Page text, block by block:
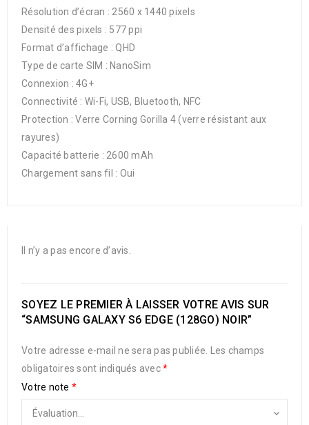
Résolution d’écran : 2560 x 1440 pixels
Densité des pixels : 577 ppi
Format d’affichage : QHD
Type de carte SIM : NanoSim
Connexion : 4G+
Connectivité : Wi-Fi, USB, Bluetooth, NFC
Protection : Verre Corning Gorilla 4 (verre résistant aux
rayures)
Capacité batterie : 2600 mAh
Chargement sans fil : Oui
Il n’y a pas encore d’avis.
SOYEZ LE PREMIER À LAISSER VOTRE AVIS SUR
“SAMSUNG GALAXY S6 EDGE (128GO) NOIR”
Votre adresse e-mail ne sera pas publiée.
Les champs
obligatoires sont indiqués avec*
Votre note *